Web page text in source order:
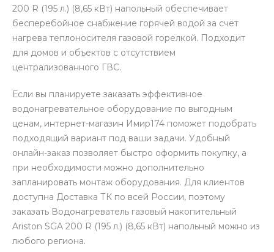
200 R (195 л.) (8,65 кВт) напольный обеспечивает
бесперебойное снабжение горячей водой за счёт
нагрева теплоносителя газовой горелкой. Подходит
для домов и объектов с отсутствием
централизованного ГВС.
Если вы планируете заказать эффективное
водонагревательное оборудование по выгодным
ценам, интернет-магазин Имир174 поможет подобрать
подходящий вариант под ваши задачи. Удобный
онлайн-заказ позволяет быстро оформить покупку, а
при необходимости можно дополнительно
запланировать монтаж оборудования. Для клиентов
доступна Доставка ТК по всей России, поэтому
заказать Водонагреватель газовый накопительный
Ariston SGA 200 R (195 л.) (8,65 кВт) напольный можно из
любого региона.